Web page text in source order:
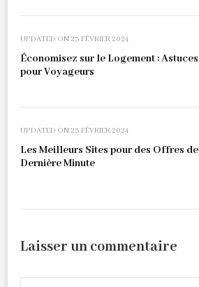
UPDATED ON23 FÉVRIER 2024
Économisez sur le Logement : Astuces
pour Voyageurs
UPDATED ON23 FÉVRIER 2024
Les Meilleurs Sites pour des Offres de
Dernière Minute
Laisser un commentaire